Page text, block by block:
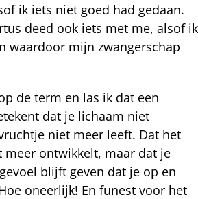
ik iets niet goed had gedaan.
deed ook iets met me, alsof ik
waardoor mijn zwangerschap
de term en las ik dat een
dat je lichaam niet
niet meer leeft. Dat het
meer ontwikkelt, maar dat je
blijft geven dat je op en
oneerlijk! En funest voor het